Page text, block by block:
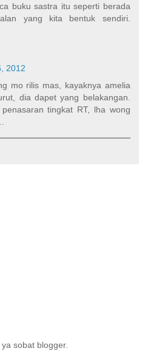
buku sastra itu seperti berada
yang kita bentuk sendiri.
2012
mo rilis mas, kayaknya amelia
dia dapet yang belakangan.
tingkat RT, lha wong
sobat blogger.